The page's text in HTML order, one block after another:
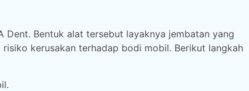
Bentuk alat tersebut layaknya jembatan yang
kerusakan terhadap bodi mobil. Berikut langkah